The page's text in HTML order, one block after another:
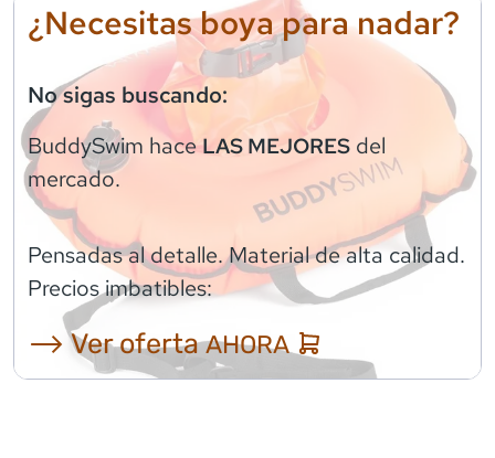
¿Necesitas boya para nadar?
No sigas buscando:
BuddySwim haceLAS MEJORES del
mercado.
Pensadas al detalle. Material de alta calidad.
Precios imbatibles:
⟶ Ver ofertaAHORA